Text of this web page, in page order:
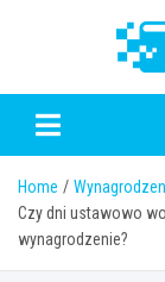
Home
Czy dni ustawowo
wynagrodzenie?